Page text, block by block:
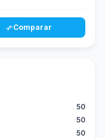
compare_arrowsComparar
50
50
50